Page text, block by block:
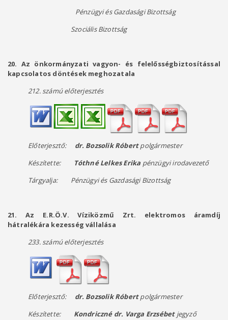
Pénzügyi és Gazdasági Bizottság
Szociális Bizottság
20. Az önkormányzati vagyon- és felelősségbiztosítással
kapcsolatos döntések meghozatala
212. számú előterjesztés
Előterjesztő: dr. Bozsolik Róbertpolgármester
Készítette:
Tóthné Lelkes Erika pénzügyi irodavezető
Tárgyalja: Pénzügyi és Gazdasági Bizottság
21. Az E.R.Ö.V. Víziközmű Zrt. elektromos áramdíj
hátralékára kezesség vállalása
233. számú előterjesztés
Előterjesztő: dr. Bozsolik Róbertpolgármester
Készítette: Kondriczné dr. Varga Erzsébet jegyző